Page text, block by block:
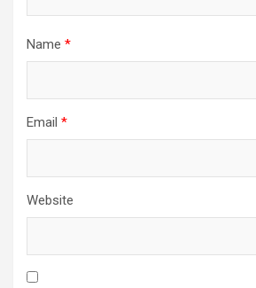
Name *
Email *
Website